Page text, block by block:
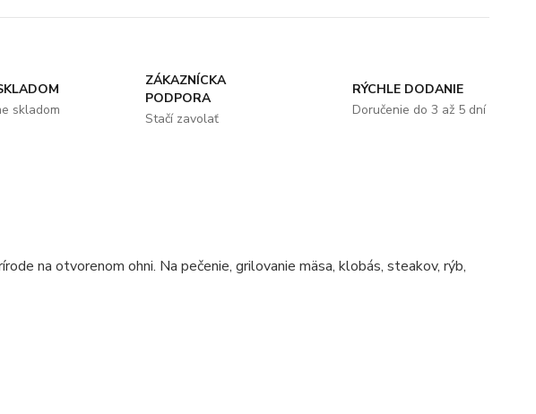
skladom
ZÁKAZNÍCKA
PODPORA
Stačí zavolať
RÝCHLE DODANIE
Doručenie do 3 až 5 dní
na otvorenom ohni. Na pečenie, grilovanie mäsa, klobás, steakov, rýb,